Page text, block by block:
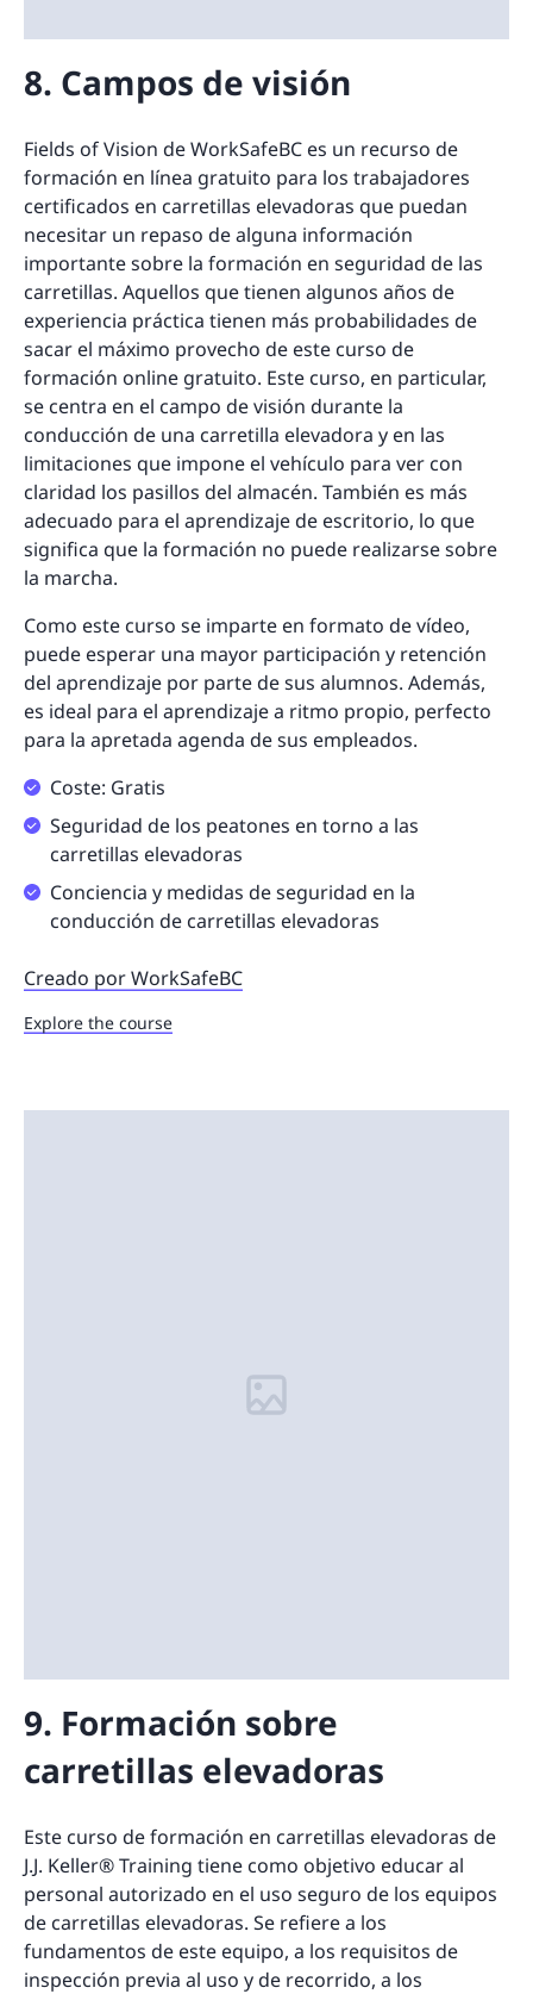
8. Campos de visión
Fields of Vision de WorkSafeBC es un recurso de
formación en línea gratuito para los trabajadores
certificados en carretillas elevadoras que puedan
necesitar un repaso de alguna información
importante sobre la formación en seguridad de las
carretillas. Aquellos que tienen algunos años de
experiencia práctica tienen más probabilidades de
sacar el máximo provecho de este curso de
formación online gratuito. Este curso, en particular,
se centra en el campo de visión durante la
conducción de una carretilla elevadora y en las
limitaciones que impone el vehículo para ver con
claridad los pasillos del almacén. También es más
adecuado para el aprendizaje de escritorio, lo que
significa que la formación no puede realizarse sobre
la marcha.
Como este curso se imparte en formato de vídeo,
puede esperar una mayor participación y retención
del aprendizaje por parte de sus alumnos. Además,
es ideal para el aprendizaje a ritmo propio, perfecto
para la apretada agenda de sus empleados.
Coste: Gratis
Seguridad de los peatones en torno a las
carretillas elevadoras
Conciencia y medidas de seguridad en la
conducción de carretillas elevadoras
Creado por WorkSafeBC
Explore the course
9. Formación sobre
carretillas elevadoras
Este curso de formación en carretillas elevadoras de
J.J. Keller® Training tiene como objetivo educar al
personal autorizado en el uso seguro de los equipos
de carretillas elevadoras. Se refiere a los
fundamentos de este equipo, a los requisitos de
inspección previa al uso y de recorrido, a los